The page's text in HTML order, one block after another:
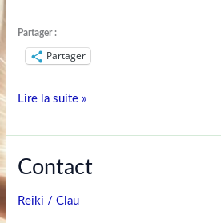
Partager :
Partager
Lire la suite »
Contact
Reiki /Clau
Contact